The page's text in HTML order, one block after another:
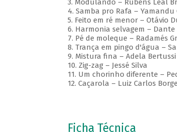
3. Modulando – Rubens Leal
4. Samba pro Rafa – Yamandu
5. Feito em ré menor – Otávio
6. Harmonia selvagem –
7. Pé de moleque – Radamés
8. Trança em pingo d'água –
9. Mistura fina – Adela Bertussi
10. Zig-zag – Jessé Silva
11. Um chorinho diferente –
12. Caçarola – Luiz Carlos
Ficha Técnica